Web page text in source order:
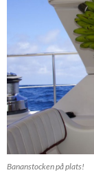
Bananstocken på plats!